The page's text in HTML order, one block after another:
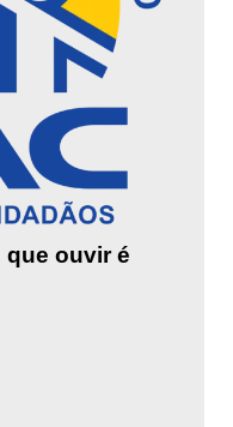
que ouvir é